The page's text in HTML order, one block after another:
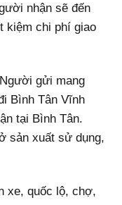
nhận sẽ đến
kiệm chi phí giao
gửi mang
Bình Tân Vĩnh
tại Bình Tân.
sản xuất sử dụng,
xe, quốc lộ, chợ,